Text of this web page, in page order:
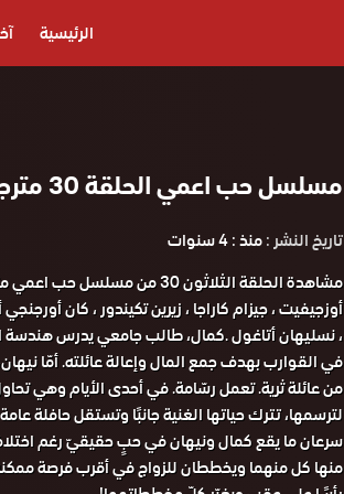
الرئيسية
مسلسل حب اعمي الحلقة 30 مترجمة HD
تاريخ النشر :منذ : 4 سنوات
أوزجيفيت ، جيزام كاراجا ، زيرين تكيندور ، كان
، نسليهان أتاغول .كمال، طالب جامعي يدرس هندسة
في القوارب بهدف جمع المال وإعالة عائلته. أمّا
من عائلة ثرية. تعمل رسّامة. في أحدى الأيام وهي
لترسمها، تترك حياتها الغنية جانبًا وتستقل حافلة
سرعان ما يقع كمال ونيهان في حبٍ حقيقيّ رغم
منها كل منهما ويخططان للزواج في أقرب فرصة